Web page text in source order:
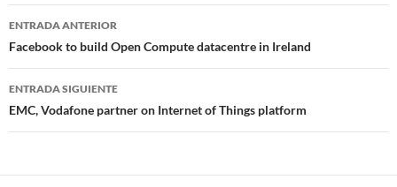
Navegador
de
entradas
ENTRADA ANTERIOR
Facebook to build Open Compute datacentre in Ireland
ENTRADA SIGUIENTE
EMC, Vodafone partner on Internet of Things platform